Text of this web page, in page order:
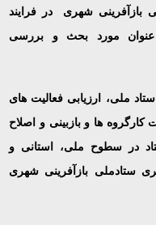
شهری در فرایند
عنوان مورد بحث و بررسی
ملی، ارزیابی فعالیت های
ها و بازبینی و اصلاح
در سطوح ملی، استانی و
ستادملی بازآفرینی شهری